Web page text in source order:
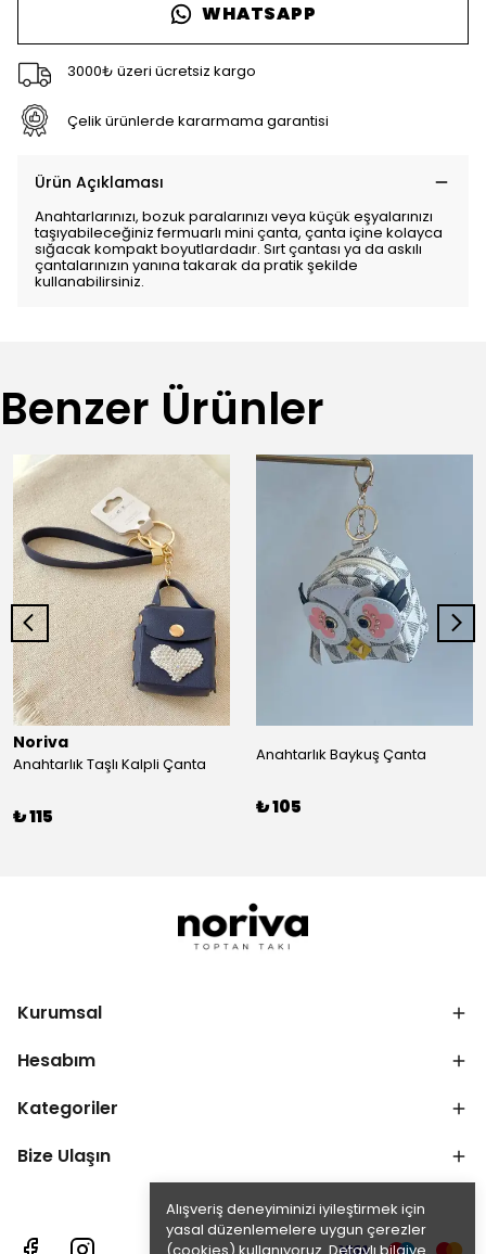
Alışveriş deneyiminizi iyileştirmek için
yasal düzenlemelere uygun çerezler
WHATSAPP
3000₺ üzeri ücretsiz kargo
Çelik ürünlerde kararmama garantisi
Ürün Açıklaması
Anahtarlarınızı, bozuk paralarınızı veya küçük eşyalarınızı
taşıyabileceğiniz fermuarlı mini çanta, çanta içine kolayca
sığacak kompakt boyutlardadır. Sırt çantası ya da askılı
çantalarınızın yanına takarak da pratik şekilde
kullanabilirsiniz.
Benzer Ürünler
Noriva
Anahtarlık Taşlı Kalpli Çanta
₺ 115
Anahtarlık Baykuş Çanta
₺ 105
Kurumsal
Hesabım
Kategoriler
Bize Ulaşın